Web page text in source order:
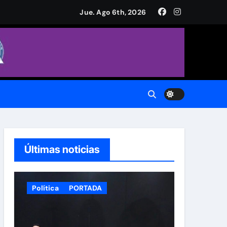
de Armas
Jue. Ago 6th, 2026
Últimas noticias
Política PORTADA